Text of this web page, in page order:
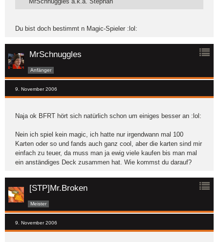
Du bist doch bestimmt n Magic-Spieler :lol:
MrSchnuggles
Anfänger
9. November 2006
Naja ok BFRT hört sich natürlich schon um einiges besser an :lol:
Nein ich spiel kein magic, ich hatte nur irgendwann mal 100
Karten oder so und fands auch ganz cool, aber die karten sind mir
einfach zu teuer, da muss man ja ewig viele kaufen bis man mal
ein anständiges Deck zusammen hat. Wie kommst du darauf?
[STP]Mr.Broken
Meister
9. November 2006